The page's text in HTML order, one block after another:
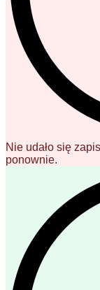
Nie udało się
ponownie.